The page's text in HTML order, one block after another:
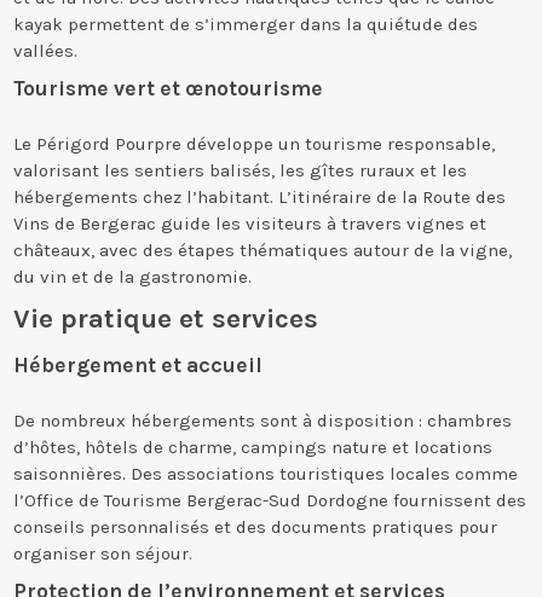
kayak permettent de s’immerger dans la quiétude des
vallées.
Tourisme vert et œnotourisme
Le Périgord Pourpre développe un tourisme responsable,
valorisant les sentiers balisés, les gîtes ruraux et les
hébergements chez l’habitant. L’itinéraire de la Route des
Vins de Bergerac guide les visiteurs à travers vignes et
châteaux, avec des étapes thématiques autour de la vigne,
du vin et de la gastronomie.
Vie pratique et services
Hébergement et accueil
De nombreux hébergements sont à disposition : chambres
d’hôtes, hôtels de charme, campings nature et locations
saisonnières. Des associations touristiques locales comme
l’Office de Tourisme Bergerac-Sud Dordogne fournissent des
conseils personnalisés et des documents pratiques pour
organiser son séjour.
Protection de l’environnement et services